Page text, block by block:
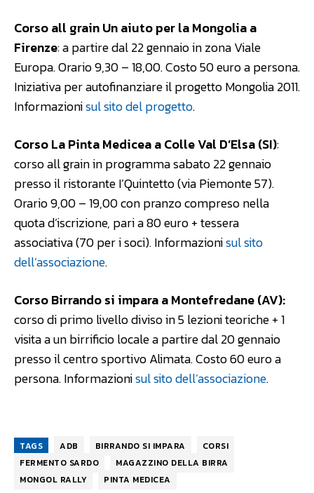
Corso all grain Un aiuto per la Mongolia a
Firenze: a partire dal 22 gennaio in zona Viale
Europa. Orario 9,30 – 18,00. Costo 50 euro a persona.
Iniziativa per autofinanziare il progetto Mongolia 2011.
Informazionisul sito del progetto.
Corso La Pinta Medicea a Colle Val D’Elsa (SI):
corso all grain in programma sabato 22 gennaio
presso il ristorante I’Quintetto (via Piemonte 57).
Orario 9,00 – 19,00 con pranzo compreso nella
quota d’iscrizione, pari a 80 euro + tessera
associativa (70 per i soci). Informazionisul sito
dell’associazione.
Corso Birrando si impara a Montefredane (AV):
corso di primo livello diviso in 5 lezioni teoriche + 1
visita a un birrificio locale a partire dal 20 gennaio
presso il centro sportivo Alimata. Costo 60 euro a
persona. Informazionisul sito dell’associazione.
TAGS ADB BIRRANDO SI IMPARA
CORSI
FERMENTO SARDO
MAGAZZINO DELLA BIRRA
MONGOL RALLY
PINTA MEDICEA